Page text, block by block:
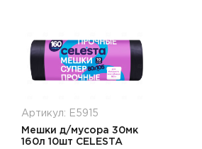
Артикул: Е5915
Мешки д/мусора 30мк
160л 10шт CELESTA